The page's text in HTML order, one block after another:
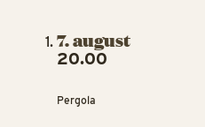
7. august
20.00
Pergola